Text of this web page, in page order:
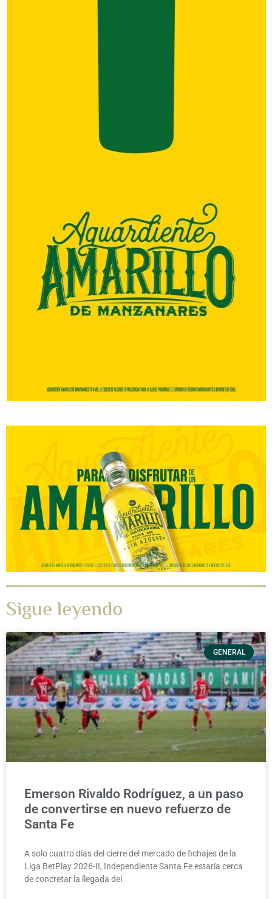
Sigue leyendo
GENERAL
Emerson Rivaldo Rodríguez, a un paso
de convertirse en nuevo refuerzo de
Santa Fe
A solo cuatro días del cierre del mercado de fichajes de la
Liga BetPlay 2026-II, Independiente Santa Fe estaría cerca
de concretar la llegada del